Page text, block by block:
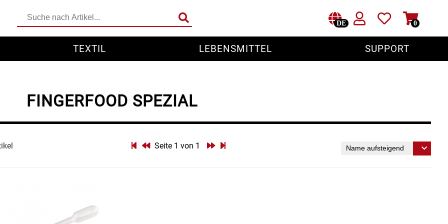
DE 0
TEXTIL LEBENSMITTEL SUPPORT
FINGERFOOD SPEZIAL
Seite 1 von 1